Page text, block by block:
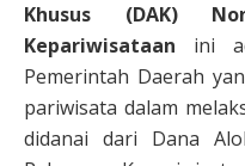
Khusus (DAK)
Kepariwisataan ini
Pemerintah Daerah
pariwisata dalam
didanai dari Dana